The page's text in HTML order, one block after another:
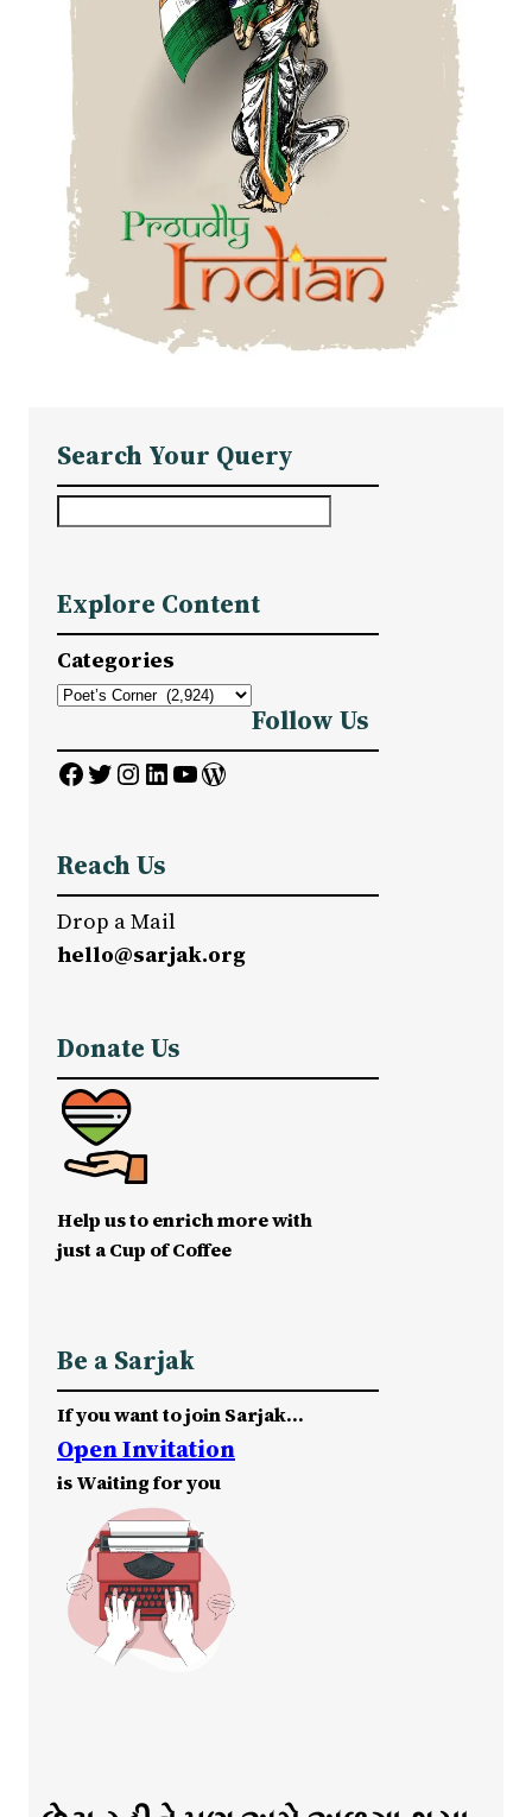
Search Your Query
r
c
h
Explore Content
Categories
Follow Us
Facebook Twitter InstagramLinkedIn YouTube WordPress
Reach Us
Drop a Mail
hello@sarjak.org
Donate Us
Help us to enrich more with
just a Cup of Coffee
Be a Sarjak
If you want to join Sarjak…
Open Invitation
is Waiting for you